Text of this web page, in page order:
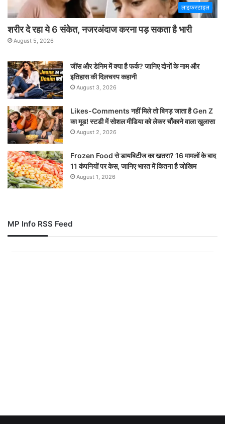
लाइफस्टाइल
शरीर दे रहा ये 6 संकेत, नजरअंदाज करना पड़ सकता है भारी
August 5, 2026
जींस और डेनिम में क्या है फर्क? जानिए दोनों के नाम और
इतिहास की दिलचस्प कहानी
August 3, 2026
Likes-Comments नहीं मिले तो बिगड़ जाता है Gen Z
का मूड! स्टडी में सोशल मीडिया को लेकर चौंकाने वाला खुलासा
August 2, 2026
Frozen Food से डायबिटीज का खतरा? 16 मामलों के बाद
11 कंपनियों पर केस, जानिए भारत में कितना है जोखिम
August 1, 2026
MP Info RSS Feed